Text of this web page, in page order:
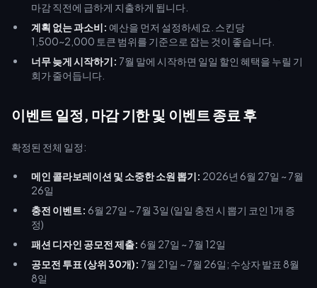
마감 직전에 급하게 지출하게 됩니다.
계획 없는 과소비: 예산을 먼저 설정하세요. 스킨당
1,500~2,000 토큰 범위를 기준으로 잡는 것이 좋습니다.
너무 늦게 시작하기: 7월 말에 시작하면 일일 할인 혜택을 누릴 기
회가 줄어듭니다.
이벤트 일정, 마감 기한 및 이벤트 종료 후
확정된 전체 일정:
메인 콜라보레이션 및 소중한 소원 뽑기: 2026년 6월 27일 ~ 7월
26일
충전 이벤트: 6월 27일 ~ 7월 3일 (일일 충전 시 뽑기 코인 1개 증
정)
패션 디자인 공모전 제출: 6월 27일 ~ 7월 12일
공모전 투표 (상위 30개): 7월 21일 ~ 7월 26일; 수상자 발표 8월
8일